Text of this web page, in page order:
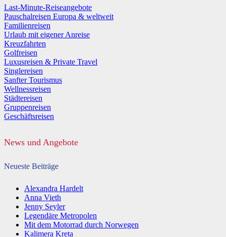
Last-Minute-Reiseangebote
Pauschalreisen Europa & weltweit
Familienreisen
Urlaub mit eigener Anreise
Kreuzfahrten
Golfreisen
Luxusreisen & Private Travel
Singlereisen
Sanfter Tourismus
Wellnessreisen
Städtereisen
Gruppenreisen
Geschäftsreisen
News und Angebote
Neueste Beiträge
Alexandra Hardelt
Anna Vieth
Jenny Seyler
Legendäre Metropolen
Mit dem Motorrad durch Norwegen
Kalimera Kreta